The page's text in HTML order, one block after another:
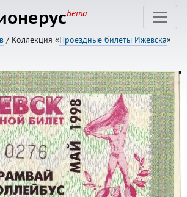
Бета
/ Коллекция «Проездные билеты Ижевска»